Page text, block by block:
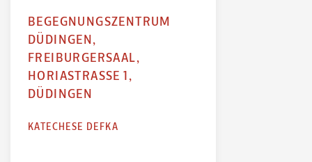
BEGEGNUNGSZENTRUM
DÜDINGEN,
FREIBURGERSAAL,
HORIASTRASSE 1,
DÜDINGEN
KATECHESE DEFKA